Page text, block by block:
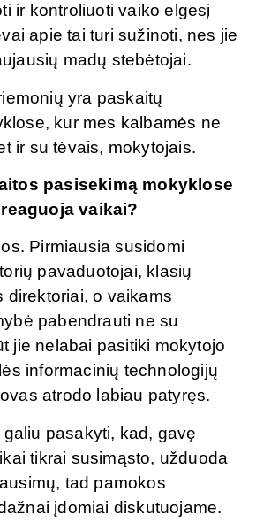
ir kontroliuoti vaiko elgesį
apie tai turi sužinoti, nes jie
madų stebėtojai.
yra paskaitų
kur mes kalbamės ne
ir su tėvais, mokytojais.
pasisekimą mokyklose
vaikai?
Pirmiausia susidomi
pavaduotojai, klasių
direktoriai, o vaikams
pabendrauti ne su
jie nelabai pasitiki mokytojo
informacinių technologijų
atrodo labiau patyręs.
pasakyti, kad, gavę
tikrai susimąsto, užduoda
tad pamokos
įdomiai diskutuojame.